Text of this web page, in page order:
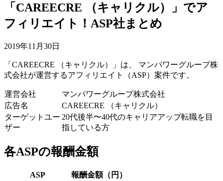
「CAREECRE （キャリクル）」でア
フィリエイト！ASP社まとめ
2019年11月30日
「CAREECRE （キャリクル）」は、 マンパワーグループ株
式会社が運営するアフィリエイト（ASP）案件です。
運営会社
マンパワーグループ株式会社
広告名
CAREECRE （キャリクル）
ターゲットユー
ザー
20代後半〜40代のキャリアアップ転職を目
指している方
各ASPの報酬金額
ASP
報酬金額（円）